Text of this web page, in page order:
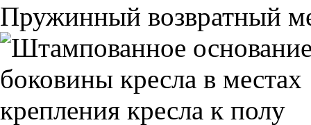
Пружинный возвратный